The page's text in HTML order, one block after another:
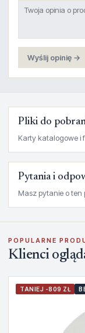
Wyślij opinię →
Pliki do
Karty katalogowe i
Pytania i
Masz pytanie o ten
POPULARNE
Klienci
TANIEJ -809 ZŁ